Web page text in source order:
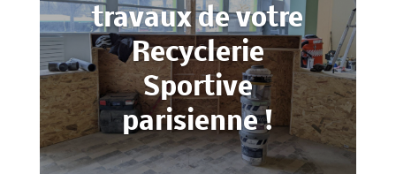
travaux de votre
Recyclerie
Sportive
parisienne !